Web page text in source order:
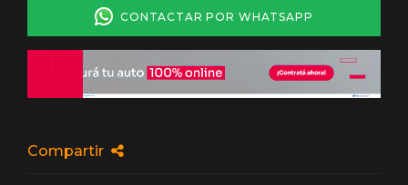
CONTACTAR POR WHATSAPP
Compartir